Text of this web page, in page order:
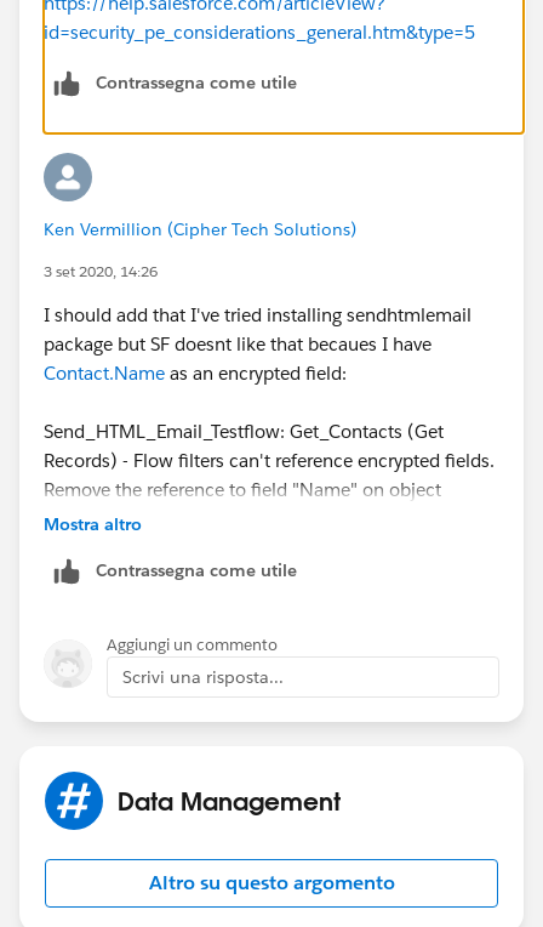
id=security_pe_considerations_general.htm&type=5
Contrassegna come utile
Ken Vermillion (Cipher Tech Solutions)
3 set 2020, 14:26
I should add that I've tried installing sendhtmlemail
package but SF doesnt like that becaues I have
Contact.Name as an encrypted field:
Send_HTML_Email_Testflow: Get_Contacts (Get
Records) - Flow filters can't reference encrypted fields.
Remove the reference to field "Name" on object
"Contact".
Mostra altro
Contrassegna come utile
Aggiungi un commento
Scrivi una risposta...
Data Management
Altro su questo argomento